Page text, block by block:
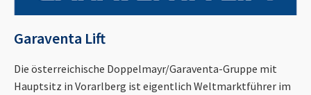
Garaventa Lift
Die österreichische Doppelmayr/Garaventa-Gruppe mit
Hauptsitz in Vorarlberg ist eigentlich Weltmarktführer im